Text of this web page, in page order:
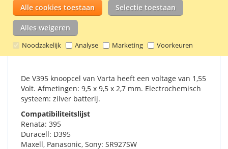
Alle cookies toestaan Selectie toestaan
Alles weigeren
Noodzakelijk Analyse Marketing Voorkeuren
Horloge batterij V395 is ook bekend als type 395, D395,
SR927SW, SR57, 610, 280-48 en SB-AP/DP.
Details Productkenmerken Reviews 2
De V395 knoopcel van Varta heeft een voltage van 1,55
Volt. Afmetingen: 9,5 x 9,5 x 2,7 mm. Electrochemisch
systeem: zilver batterij.
Compatibiliteitslijst
Renata: 395
Duracell: D395
Maxell, Panasonic, Sony: SR927SW